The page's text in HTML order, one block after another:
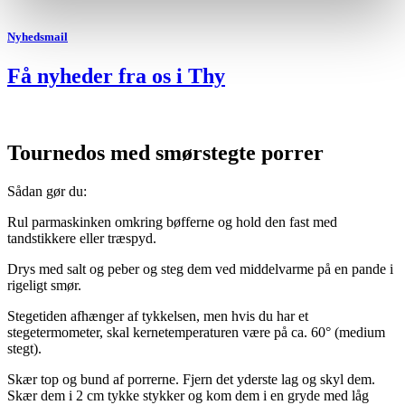
Nyhedsmail
Få nyheder fra os i Thy
Tournedos med smørstegte porrer
Sådan gør du:
Rul parmaskinken omkring bøfferne og hold den fast med
tandstikkere eller træspyd.
Drys med salt og peber og steg dem ved middelvarme på en pande i
rigeligt smør.
Stegetiden afhænger af tykkelsen, men hvis du har et
stegetermometer, skal kernetemperaturen være på ca. 60° (medium
stegt).
Skær top og bund af porrerne. Fjern det yderste lag og skyl dem.
Skær dem i 2 cm tykke stykker og kom dem i en gryde med låg